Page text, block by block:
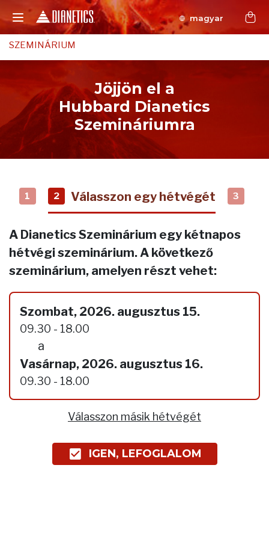
magyar
SZEMINÁRIUM
Jöjjön el a
Hubbard Dianetics
Szemináriumra
1 2 Válasszon egy hétvégét 3
A Dianetics Szeminárium egy kétnapos
hétvégi szeminárium. A következő
szeminárium, amelyen részt vehet:
Szombat, 2026. augusztus 15.
09.30 - 18.00
a
Vasárnap, 2026. augusztus 16.
09.30 - 18.00
Válasszon másik hétvégét
IGEN, LEFOGLALOM